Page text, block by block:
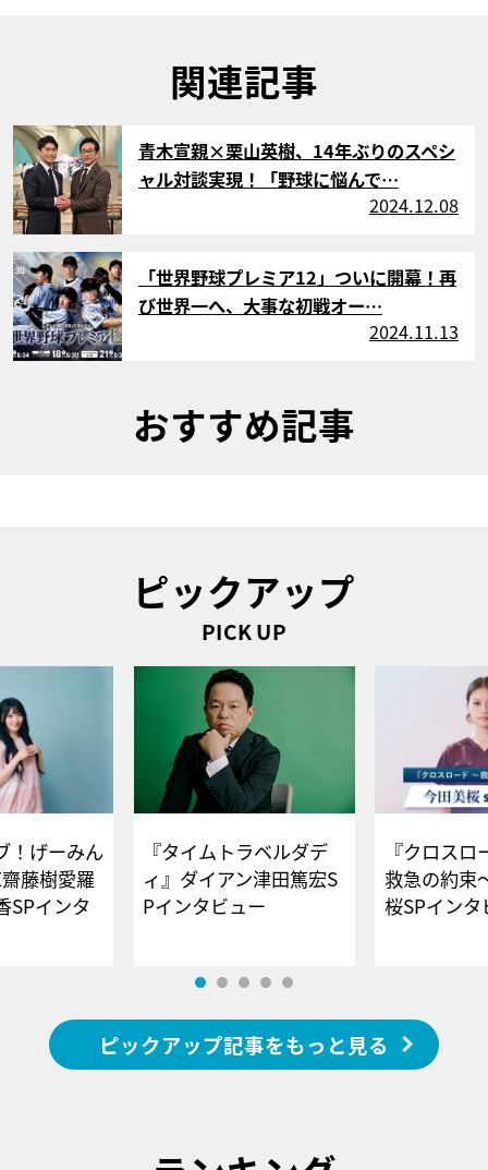
関連記事
サムネイル
青木宣親×栗山英樹、14年ぶりのスペシ
ャル対談実現！「野球に悩んで…
2024.12.08
サムネイル
「世界野球プレミア12」ついに開幕！再
び世界一へ、大事な初戦オー…
2024.11.13
おすすめ記事
ピックアップ
PICK UP
！げーみん
藤樹愛羅
SPインタ
『タイムトラベルダデ
ィ』ダイアン津田篤宏S
Pインタビュー
『クロス
救急の約束
桜SPイ
ピックアップ記事をもっと見る